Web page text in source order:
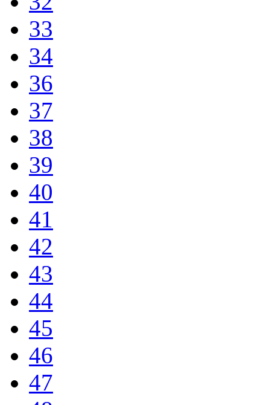
33
34
36
37
38
39
40
41
42
43
44
45
46
47